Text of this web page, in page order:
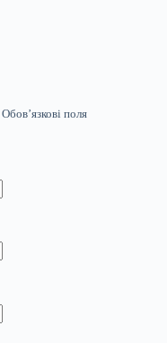
Обов’язкові поля